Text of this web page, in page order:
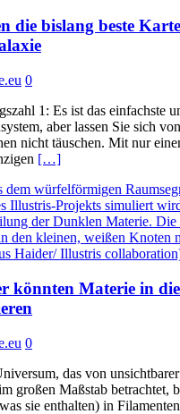
die bislang beste
0
1: Es ist das einfachste
aber lassen Sie sich
nicht täuschen. Mit nur
[…]
könnten Materie in
0
das von
großen Maßstab betrachtet,
sie enthalten) in